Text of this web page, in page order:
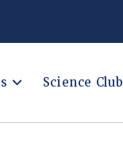
Science Club